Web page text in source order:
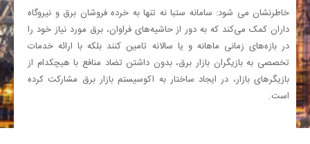
خاطرنشان می شود: سامانه ستبا نه تنها به خرده فروشان برق و نیروگاه
داران کمک می‌کند که به دور از حاشیه‌های فراوان، برق مورد نیاز خود را
در بازه‌های زمانی ماهانه و یا سالانه تامین کنند بلکه با ارائه خدمات
تخصصی به بازیگران بازار برق، بدون داشتن تضاد منافع با هیچکدام از
بازیگرهای بازار، در ایجاد ساختار به اکوسیستم بازار برق مشارکت کرده
است.